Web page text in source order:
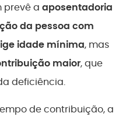
prevê a aposentadoria
da pessoa com
idade mínima, mas
maior, que
deficiência.
de contribuição, a